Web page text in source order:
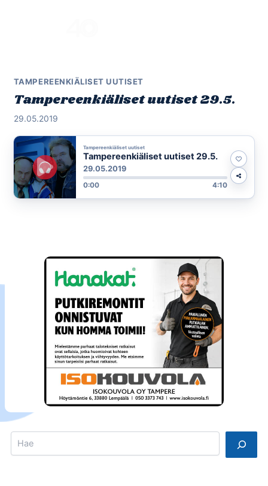
TAMPEREENKIÄLISET UUTISET
Tampereenkiäliset uutiset 29.5.
29.05.2019
Tampereenkiäliset uutiset
Tampereenkiäliset uutiset 29.5.
29.05.2019
0:00 4:10
Search